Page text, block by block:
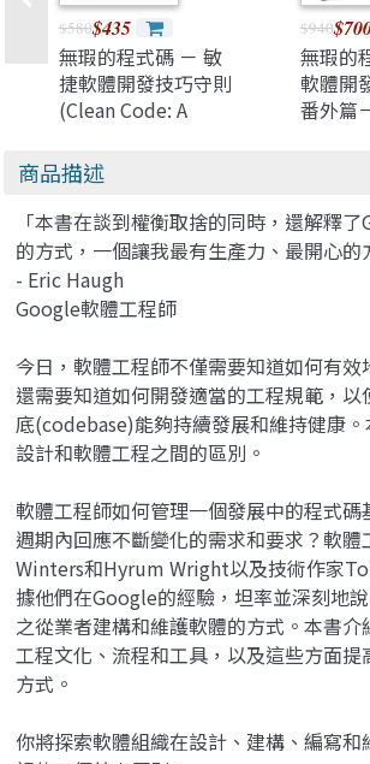
$580$435
無瑕的程式碼 － 敏
捷軟體開發技巧守則
(Clean Code: A
Software
Craftsmanship)
$940
無瑕的
軟體開
番外篇
商品描述
「本書在談到權衡取捨的同時，還解釋
的方式，一個讓我最有生產力、最開心的
- Eric Haugh
Google軟體工程師
今日，軟體工程師不僅需要知道如何有效
還需要知道如何開發適當的工程規範，以
底(codebase)能夠持續發展和維持健康
設計和軟體工程之間的區別。
軟體工程師如何管理一個發展中的程式碼
週期內回應不斷變化的需求和要求？軟
Winters和Hyrum Wright以及技術作家
據他們在Google的經驗，坦率並深刻地
之從業者建構和維護軟體的方式。本書
工程文化、流程和工具，以及這些方面提
方式。
你將探索軟體組織在設計、建構、編寫和